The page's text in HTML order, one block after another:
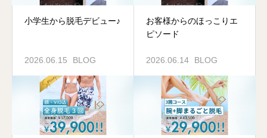
小学生から脱毛デビュー♪
2026.06.15 BLOG
お客様からのほっこりエ
ピソード
2026.06.14 BLOG